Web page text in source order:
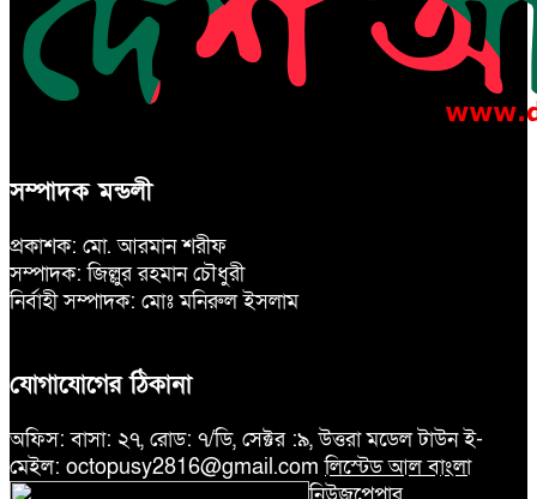
সম্পাদক মন্ডলী
প্রকাশক: মো. আরমান শরীফ
সম্পাদক: জিল্লুর রহমান চৌধুরী
নির্বাহী সম্পাদক: মোঃ মনিরুল ইসলাম
যোগাযোগের ঠিকানা
অফিস: বাসা: ২৭, রোড: ৭/ডি, সেক্টর :৯, উত্তরা মডেল টাউন ই-
মেইল: octopusy2816@gmail.comলিস্টেড আল বাংলা